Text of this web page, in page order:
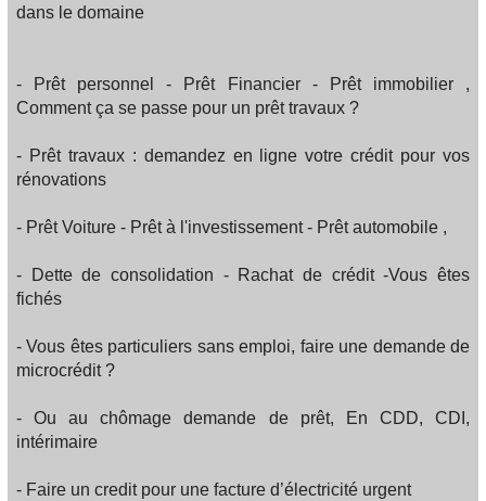
dans le domaine
- Prêt personnel - Prêt Financier - Prêt immobilier ,
Comment ça se passe pour un prêt travaux ?
- Prêt travaux : demandez en ligne votre crédit pour vos
rénovations
- Prêt Voiture - Prêt à l'investissement - Prêt automobile ,
- Dette de consolidation - Rachat de crédit -Vous êtes
fichés
- Vous êtes particuliers sans emploi, faire une demande de
microcrédit ?
- Ou au chômage demande de prêt, En CDD, CDI,
intérimaire
- Faire un credit pour une facture d’électricité urgent